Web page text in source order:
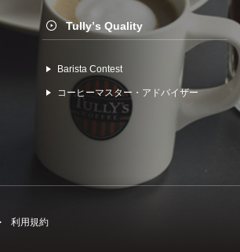
Tullyʼs Quality
Barista Contest
コーヒーマスター・アドバイザー
利⽤規約